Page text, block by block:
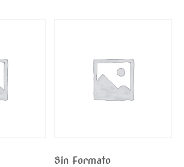
Sin Formato